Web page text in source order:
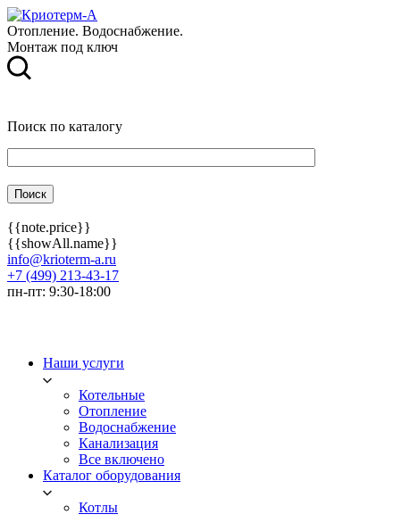
Отопление. Водоснабжение.
Монтаж под ключ
Поиск по каталогу
{{note.price}}
{{showAll.name}}
info@krioterm-a.ru
+7 (499) 213-43-17
пн-пт: 9:30-18:00
Наши услуги
Котельные
Отопление
Водоснабжение
Канализация
Все включено
Каталог оборудования
Котлы